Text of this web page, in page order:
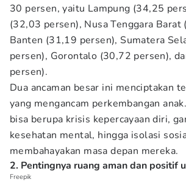
30 persen, yaitu Lampung (34,25
(32,03 persen), Nusa Tenggara Barat
Banten (31,19 persen), Sumatera
persen), Gorontalo (30,72 persen),
persen).
Dua ancaman besar ini menciptakan
yang mengancam perkembangan
bisa berupa krisis kepercayaan diri,
kesehatan mental, hingga isolasi
membahayakan masa depan mereka.
2. Pentingnya ruang aman dan positif
Freepik